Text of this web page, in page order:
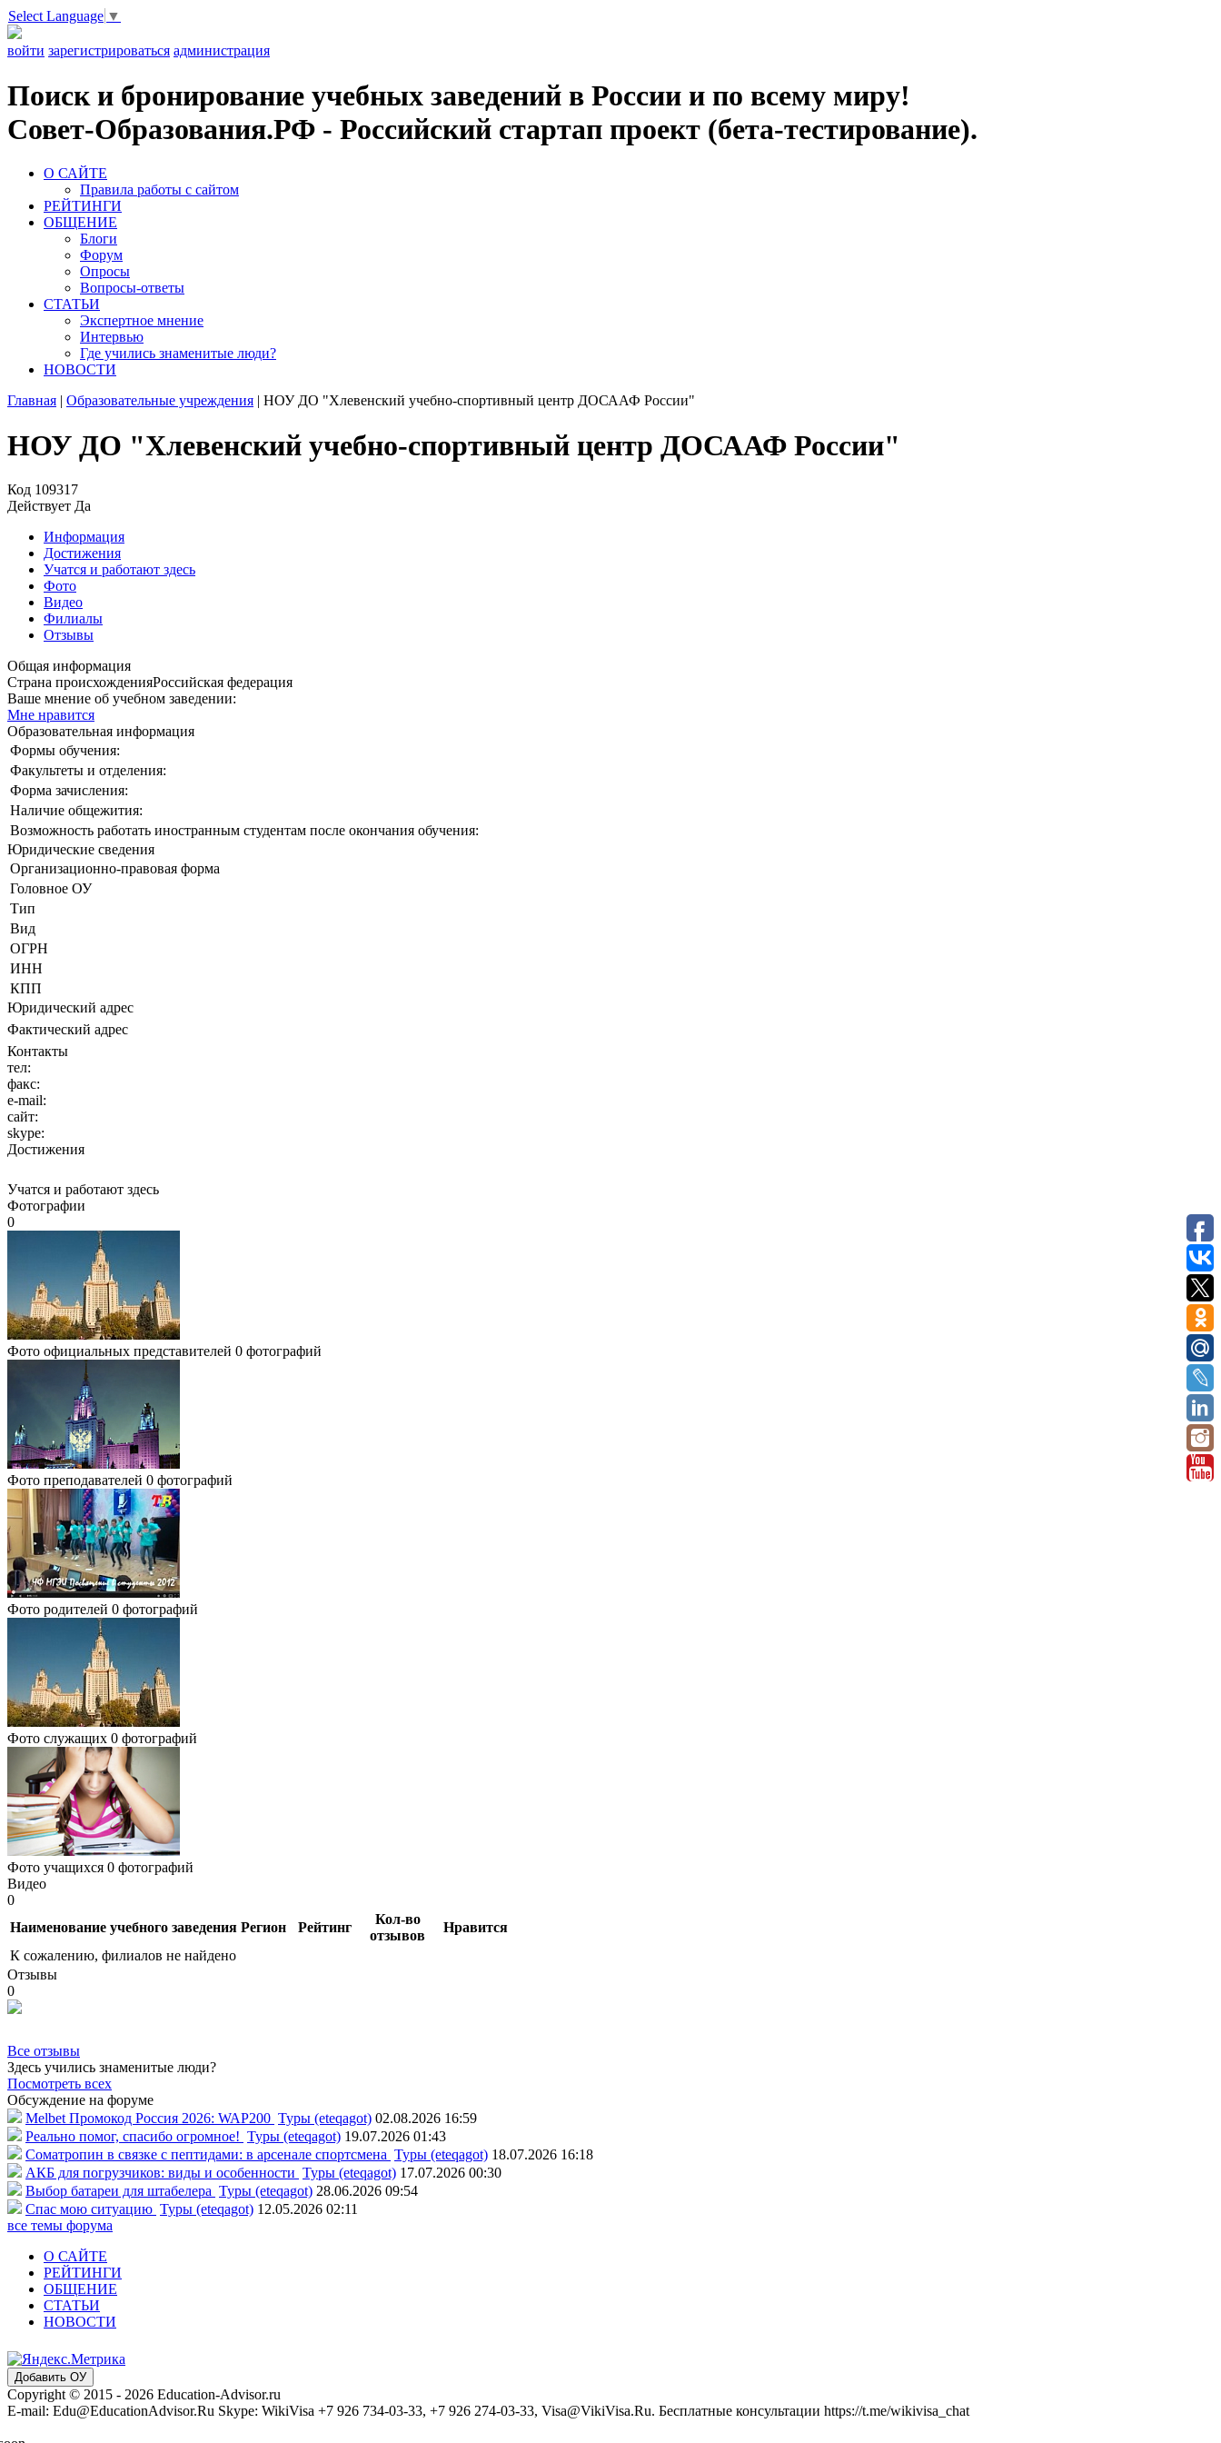
Select Language ▼
войти зарегистрироваться администрация
Поиск и бронирование учебных заведений в России и по всему миру!
Совет-Образования.РФ - Российский стартап проект (бета-тестирование).
О САЙТЕ
Правила работы с сайтом
РЕЙТИНГИ
ОБЩЕНИЕ
Блоги
Форум
Опросы
Вопросы-ответы
СТАТЬИ
Экспертное мнение
Интервью
Где учились знаменитые люди?
НОВОСТИ
Главная | Образовательные учреждения | НОУ ДО "Хлевенский учебно-спортивный центр ДОСААФ России"
НОУ ДО "Хлевенский учебно-спортивный центр ДОСААФ России"
Код 109317
Действует Да
Информация
Достижения
Учатся и работают здесь
Фото
Видео
Филиалы
Отзывы
Общая информация
Страна происхожденияРоссийская федерация
Ваше мнение об учебном заведении:
Мне нравится
Образовательная информация
Формы обучения:
Факультеты и отделения:
Форма зачисления:
Наличие общежития:
Возможность работать иностранным студентам после окончания обучения:
Юридические сведения
Организационно-правовая форма
Головное ОУ
Тип
Вид
ОГРН
ИНН
КПП
Юридический адрес
Фактический адрес
Контакты
тел:
факс:
e-mail:
сайт:
skype:
Достижения
Учатся и работают здесь
Фотографии
0
Фото официальных представителей 0 фотографий
Фото преподавателей 0 фотографий
Фото родителей 0 фотографий
Фото служащих 0 фотографий
Фото учащихся 0 фотографий
Видео
0
Наименование учебного заведения Регион Рейтинг
Кол-во
отзывов
Нравится
К сожалению, филиалов не найдено
Отзывы
0
Все отзывы
Здесь учились знаменитые люди?
Посмотреть всех
Обсуждение на форуме
Melbet Промокод Россия 2026: WAP200 Туры (eteqagot) 02.08.2026 16:59
Реально помог, спасибо огромное! Туры (eteqagot) 19.07.2026 01:43
Соматропин в связке с пептидами: в арсенале спортсмена Туры (eteqagot) 18.07.2026 16:18
АКБ для погрузчиков: виды и особенности Туры (eteqagot) 17.07.2026 00:30
Выбор батареи для штабелера Туры (eteqagot) 28.06.2026 09:54
Спас мою ситуацию Туры (eteqagot) 12.05.2026 02:11
все темы форума
О САЙТЕ
РЕЙТИНГИ
ОБЩЕНИЕ
СТАТЬИ
НОВОСТИ
Добавить ОУ
Copyright © 2015 - 2026 Education-Advisor.ru
E-mail: Edu@EducationAdvisor.Ru Skype: WikiVisa +7 926 734-03-33, +7 926 274-03-33, Visa@VikiVisa.Ru. Бесплатные консультации https://t.me/wikivisa_chat